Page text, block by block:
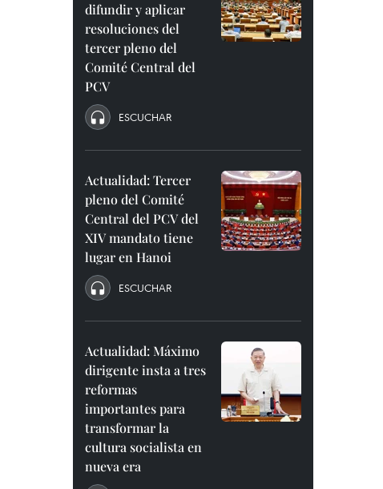
difundir y aplicar
resoluciones del
tercer pleno del
Comité Central del
PCV
ESCUCHAR
Actualidad: Tercer
pleno del Comité
Central del PCV del
XIV mandato tiene
lugar en Hanoi
ESCUCHAR
Actualidad: Máximo
dirigente insta a tres
reformas
importantes para
transformar la
cultura socialista en
nueva era